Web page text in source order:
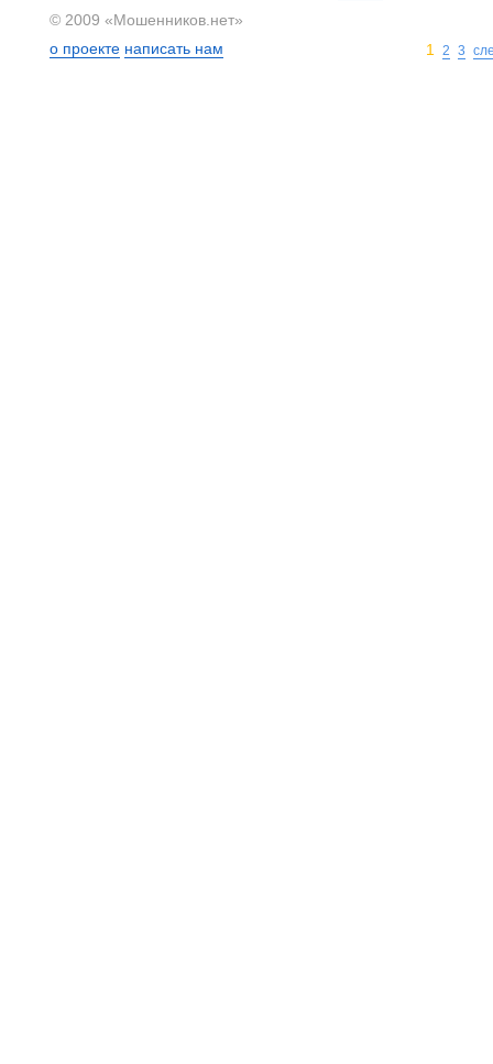
1 2 3
© 2009 «Мошенников.нет»
о проекте написать нам